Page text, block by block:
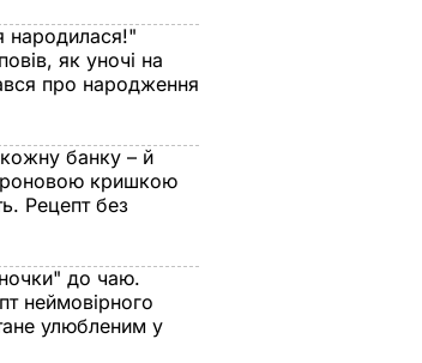
народилася!"
як уночі на
про народження
банку – й
кришкою
Рецепт без
до чаю.
неймовірного
улюбленим у